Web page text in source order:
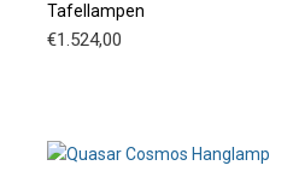
Tafellampen
€1.524,00